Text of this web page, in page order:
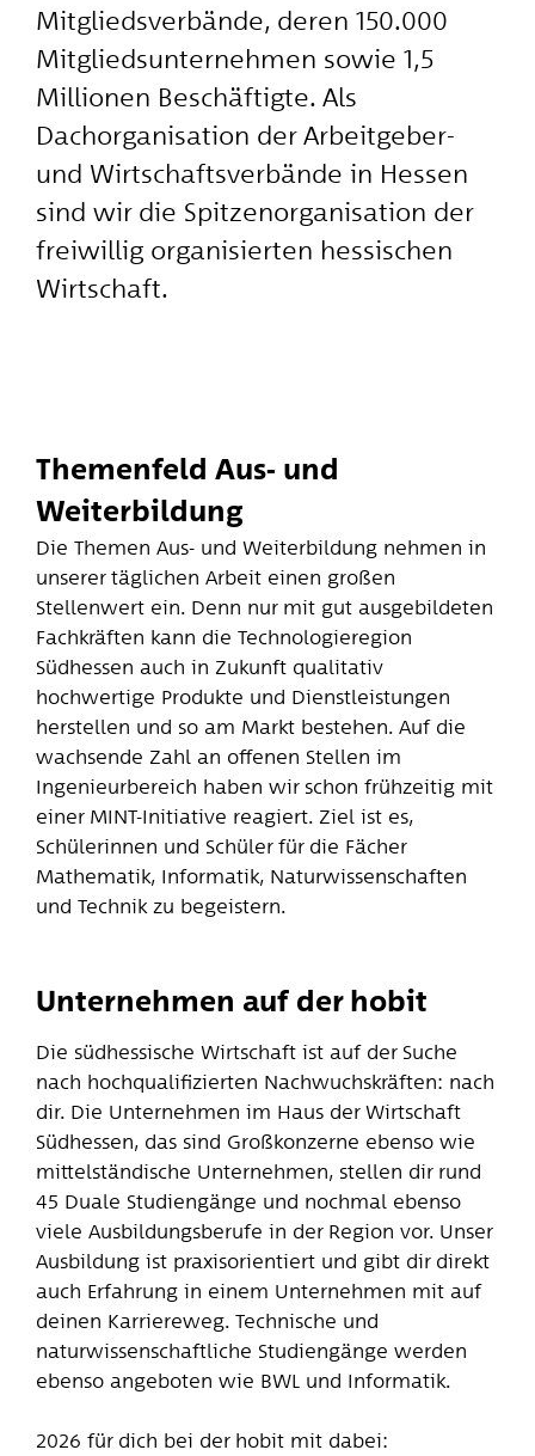
Mitgliedsverbände, deren 150.000
Mitgliedsunternehmen sowie 1,5
Millionen Beschäftigte. Als
Dachorganisation der Arbeitgeber-
und Wirtschaftsverbände in Hessen
sind wir die Spitzenorganisation der
freiwillig organisierten hessischen
Wirtschaft.
Themenfeld Aus- und
Weiterbildung
Die Themen Aus- und Weiterbildung nehmen in
unserer täglichen Arbeit einen großen
Stellenwert ein. Denn nur mit gut ausgebildeten
Fachkräften kann die Technologieregion
Südhessen auch in Zukunft qualitativ
hochwertige Produkte und Dienstleistungen
herstellen und so am Markt bestehen. Auf die
wachsende Zahl an offenen Stellen im
Ingenieurbereich haben wir schon frühzeitig mit
einer MINT-Initiative reagiert. Ziel ist es,
Schülerinnen und Schüler für die Fächer
Mathematik, Informatik, Naturwissenschaften
und Technik zu begeistern.
Unternehmen auf der hobit
Die südhessische Wirtschaft ist auf der Suche
nach hochqualifizierten Nachwuchskräften: nach
dir. Die Unternehmen im Haus der Wirtschaft
Südhessen, das sind Großkonzerne ebenso wie
mittelständische Unternehmen, stellen dir rund
45 Duale Studiengänge und nochmal ebenso
viele Ausbildungsberufe in der Region vor. Unser
Ausbildung ist praxisorientiert und gibt dir direkt
auch Erfahrung in einem Unternehmen mit auf
deinen Karriereweg. Technische und
naturwissenschaftliche Studiengänge werden
ebenso angeboten wie BWL und Informatik.
2026 für dich bei der hobit mit dabei: